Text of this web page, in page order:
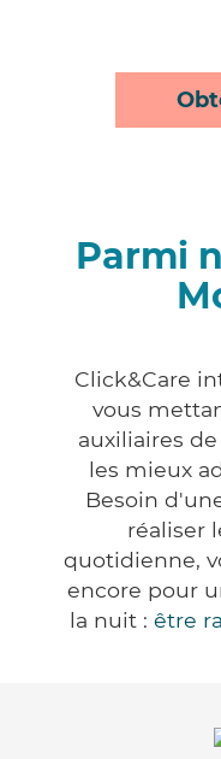
Parmi
Click&Care
vous
auxiliaires
les mieux
Besoin
réaliser
quotidienne,
encore pour
la nuit : être